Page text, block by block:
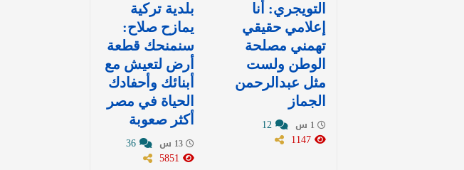
التويجري: أنا
إعلامي حقيقي
تهمني مصلحة
الوطن ولست
مثل عبدالرحمن
الجماز
بلدية تركية
يمازح صلاح:
سنمنحك قطعة
أرض لتعيش مع
أبنائك وأحفادك
الحياة في مصر
أكثر صعوبة